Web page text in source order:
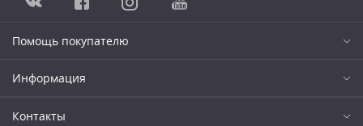
Помощь покупателю
Информация
Контакты